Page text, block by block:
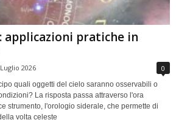
applicazioni pratiche in
2026 0
quali oggetti del cielo saranno osservabili o
La risposta passa attraverso l'ora
strumento, l'orologio siderale, che permette di
volta celeste